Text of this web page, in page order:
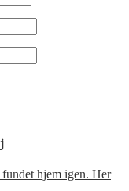
hjem igen. Her